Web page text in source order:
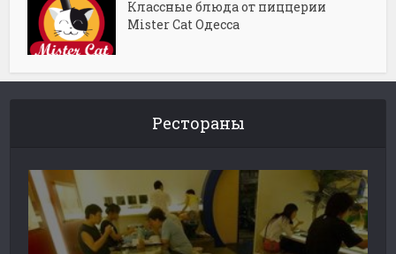
Классные блюда от пиццерии
Mister Cat Одесса
Рестораны